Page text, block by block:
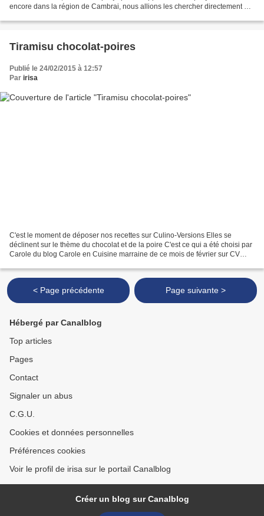
encore dans la région de Cambrai, nous allions les chercher directement à
Tiramisu chocolat-poires
Publié le 24/02/2015 à 12:57
Par irisa
C'est le moment de déposer nos recettes sur Culino-Versions Elles se
déclinent sur le thème du chocolat et de la poire C'est ce qui a été choisi par
Carole du blog Carole en Cuisine marraine de ce mois de février sur CV
< Page précédente Page suivante >
Hébergé par Canalblog
Top articles
Pages
Contact
Signaler un abus
C.G.U.
Cookies et données personnelles
Préférences cookies
Voir le profil de irisa sur le portail Canalblog
Créer un blog sur Canalblog